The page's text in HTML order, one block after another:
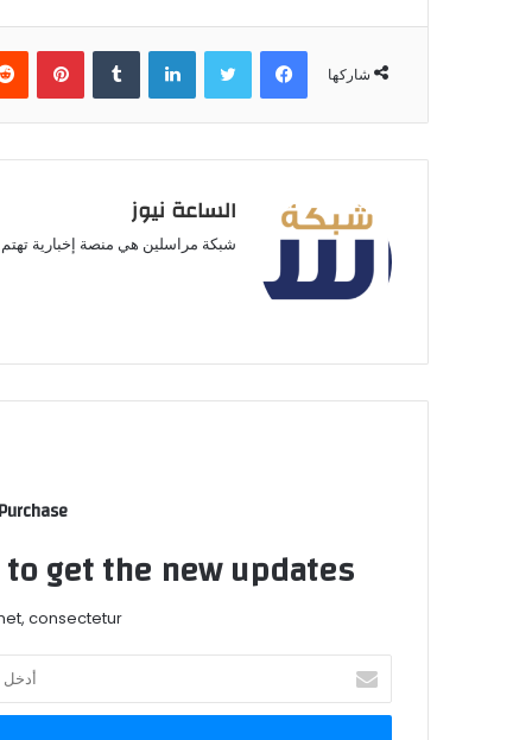
شاركها
فيسبوكتويتر لينكدإن
الساعة نيوز
شبكة مراسلين هي منصة إخبارية تهتم
get the new updates!
consectetur.
أدخل
بريدك
الإلكتروني